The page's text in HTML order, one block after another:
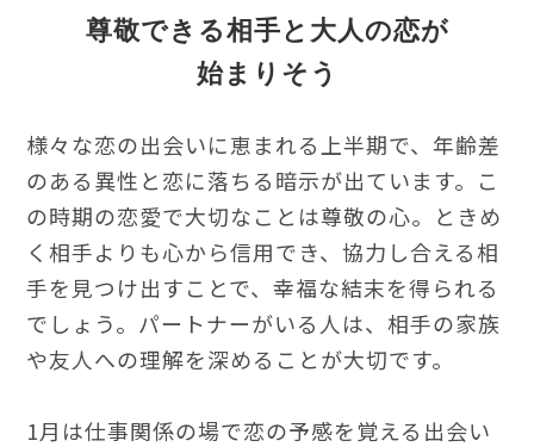
尊敬できる相手と大人の恋が
始まりそう
様々な恋の出会いに恵まれる上半期で、年齢差
のある異性と恋に落ちる暗示が出ています。こ
の時期の恋愛で大切なことは尊敬の心。ときめ
く相手よりも心から信用でき、協力し合える相
手を見つけ出すことで、幸福な結末を得られる
でしょう。パートナーがいる人は、相手の家族
や友人への理解を深めることが大切です。
1月は仕事関係の場で恋の予感を覚える出会い